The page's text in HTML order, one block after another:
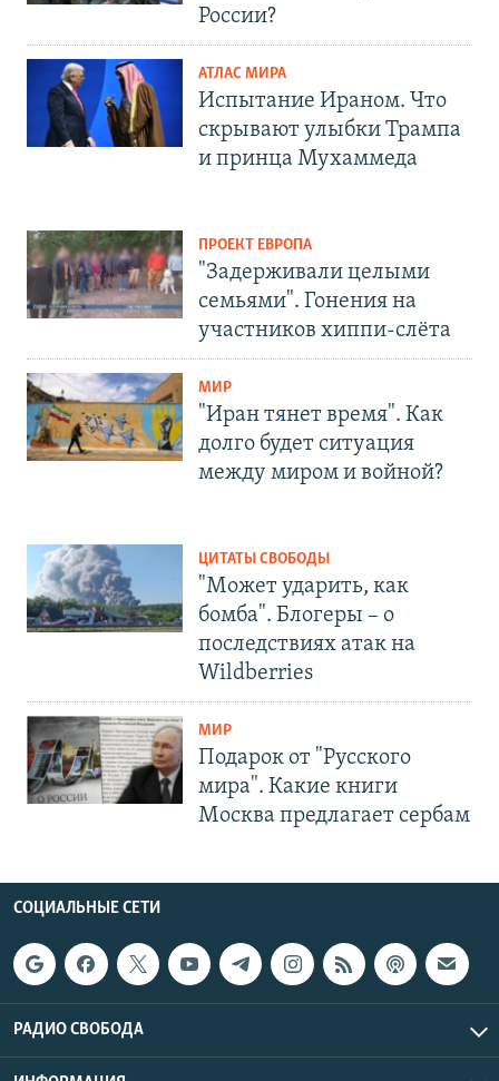
России?
АТЛАС МИРА
Испытание Ираном. Что
скрывают улыбки Трампа
и принца Мухаммеда
ПРОЕКТ ЕВРОПА
"Задерживали целыми
семьями". Гонения на
участников хиппи-слёта
МИР
"Иран тянет время". Как
долго будет ситуация
между миром и войной?
ЦИТАТЫ СВОБОДЫ
"Может ударить, как
бомба". Блогеры – о
последствиях атак на
Wildberries
МИР
Подарок от "Русского
мира". Какие книги
Москва предлагает сербам
СОЦИАЛЬНЫЕ СЕТИ
РАДИО СВОБОДА